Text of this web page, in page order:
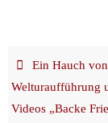
Ein Hauch
Welturaufführung
Videos „Backe